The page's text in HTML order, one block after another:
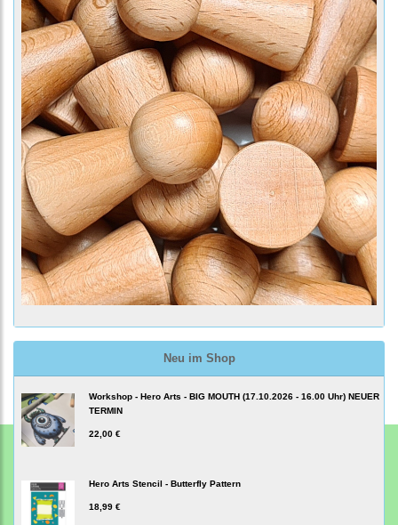
Neu im Shop
Workshop - Hero Arts - BIG MOUTH (17.10.2026 - 16.00 Uhr) NEUER
TERMIN
22,00 €
Hero Arts Stencil - Butterfly Pattern
18,99 €